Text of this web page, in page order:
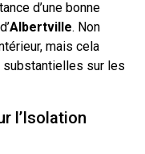
d’une bonne
Albertville. Non
mais cela
sur les
l’Isolation